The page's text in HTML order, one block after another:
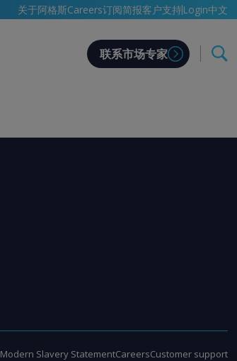
关于阿格斯Careers订阅简报客户支持 Login中文
联系市场专家
Modern Slavery StatementCareersCustomer support